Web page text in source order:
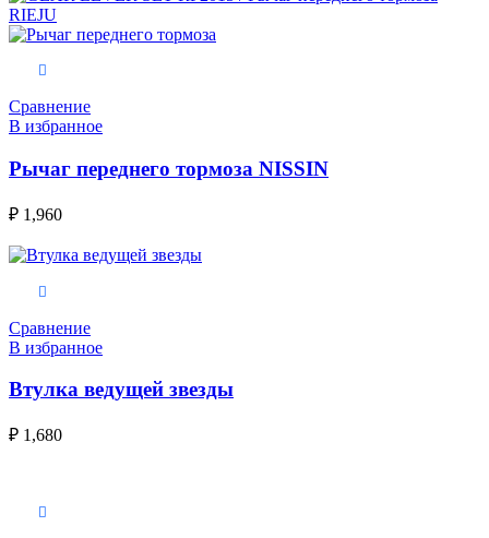
Сравнение
В избранное
Рычаг переднего тормоза NISSIN
₽ 1,960
Сравнение
В избранное
Втулка ведущей звезды
₽ 1,680